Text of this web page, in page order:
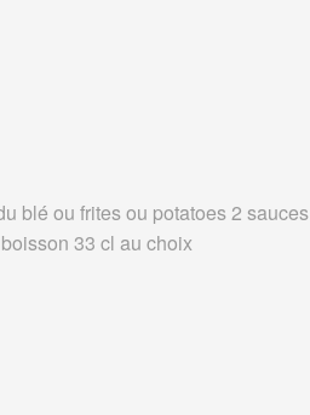
blé ou frites ou potatoes 2 sauces
33 cl au choix